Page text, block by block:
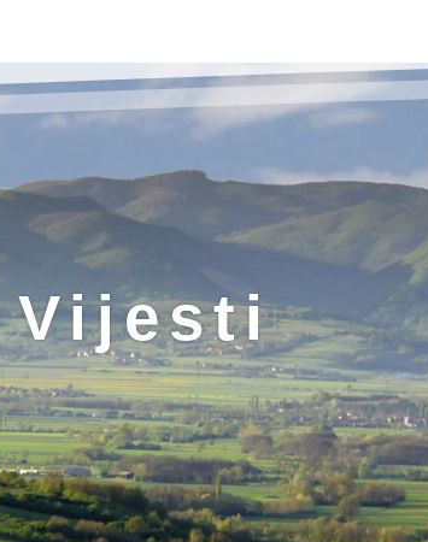
Vijesti